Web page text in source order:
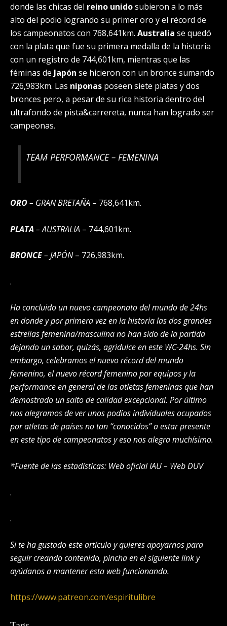
donde las chicas del reino unidosubieron a lo más
alto del podio logrando su primer oro y el récord de
los campeonatos con 768,641km. Australia se quedó
con la plata que fue su primera medalla de la historia
con un registro de 744,601km, mientras que las
féminas de Japón se hicieron con un bronce sumando
726,983km. Las niponas poseen siete platas y dos
bronces pero, a pesar de su rica historia dentro del
ultrafondo de pista&carrereta, nunca han logrado ser
campeonas.
TEAM PERFORMANCE – FEMENINA
ORO– GRAN BRETAÑA – 768,641km.
PLATA – AUSTRALIA – 744,601km.
BRONCE– JAPÓN– 726,983km.
.
Ha concluido un nuevo campeonato del mundo de 24hs
en donde y por primera vez en la historia las dos grandes
estrellas femenina/masculina no han sido de la partida
dejando un sabor, quizás, agridulce en este WC-24hs. Sin
embargo, celebramos el nuevo récord del mundo
femenino, el nuevo récord femenino por equipos y la
performance en general de las atletas femeninas que han
demostrado un salto de calidad excepcional. Por último
nos alegramos de ver unos podios individuales ocupados
por atletas de países no tan “conocidos” a estar presente
en este tipo de campeonatos y eso nos alegra muchísimo.
*Fuente de las estadísticas: Web oficial IAU – Web DUV
.
.
Si te ha gustado este artículo y quieres apoyarnos para
seguir creando contenido, pincha en el siguiente link y
ayúdanos a mantener esta web funcionando.
https://www.patreon.com/espiritulibre